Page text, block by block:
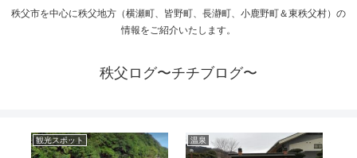
秩父市を中心に秩父地方（横瀬町、皆野町、長瀞町、小鹿野町＆東秩父村）の
情報をご紹介いたします。
秩父ログ〜チチブログ〜
観光スポット 温泉